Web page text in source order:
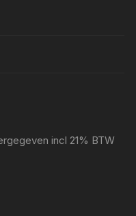
incl 21% BTW